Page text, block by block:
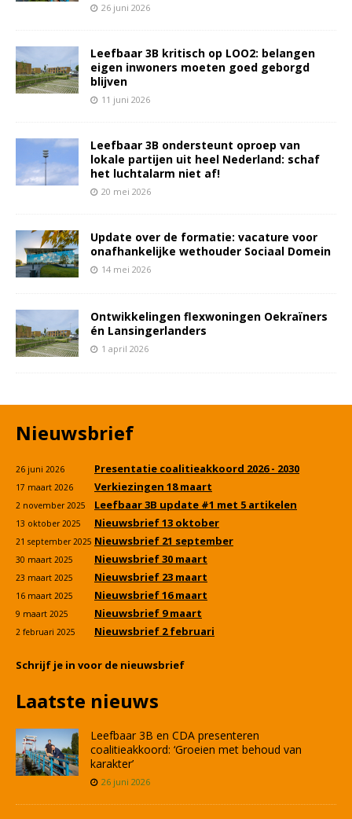
26 juni 2026
Leefbaar 3B kritisch op LOO2: belangen
eigen inwoners moeten goed geborgd
blijven
11 juni 2026
Leefbaar 3B ondersteunt oproep van
lokale partijen uit heel Nederland: schaf
het luchtalarm niet af!
20 mei 2026
Update over de formatie: vacature voor
onafhankelijke wethouder Sociaal Domein
14 mei 2026
Ontwikkelingen flexwoningen Oekraïners
én Lansingerlanders
1 april 2026
Nieuwsbrief
26 juni 2026 Presentatie coalitieakkoord 2026 - 2030
17 maart 2026 Verkiezingen 18 maart
2 november 2025 Leefbaar 3B update #1 met 5 artikelen
13 oktober 2025 Nieuwsbrief 13 oktober
21 september 2025 Nieuwsbrief 21 september
30 maart 2025 Nieuwsbrief 30 maart
23 maart 2025 Nieuwsbrief 23 maart
16 maart 2025 Nieuwsbrief 16 maart
9 maart 2025 Nieuwsbrief 9 maart
2 februari 2025 Nieuwsbrief 2 februari
Schrijf je in voor de nieuwsbrief
Laatste nieuws
Leefbaar 3B en CDA presenteren
coalitieakkoord: ‘Groeien met behoud van
karakter’
26 juni 2026